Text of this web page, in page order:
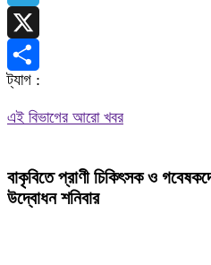
Telegram
X
Share
ট্যাগ :
এই বিভাগের আরো খবর
বাকৃবিতে প্রাণী চিকিৎসক ও
উদ্বোধন শনিবার